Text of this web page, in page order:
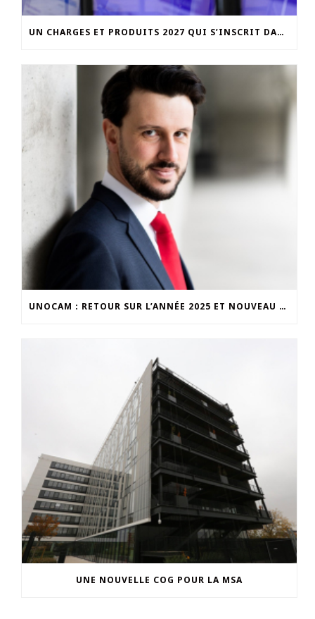
UN CHARGES ET PRODUITS 2027 QUI S’INSCRIT DANS LA CONTINUITÉ
UNOCAM : RETOUR SUR L’ANNÉE 2025 ET NOUVEAU SECRÉTAIRE GÉNÉRAL
UNE NOUVELLE COG POUR LA MSA